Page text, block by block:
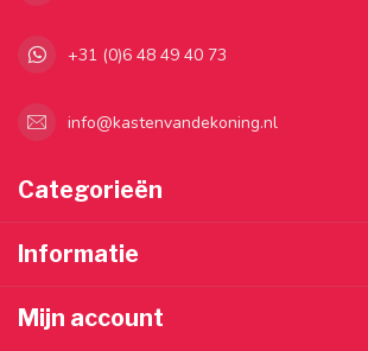
+31 (0)6 48 49 40 73
info@kastenvandekoning.nl
Categorieën
Informatie
Mijn account